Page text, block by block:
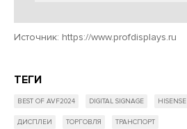
Источник: https://www.profdisplays.ru
ТЕГИ
BEST OF AVF2024 DIGITAL SIGNAGE HISENSE
ДИСПЛЕИ ТОРГОВЛЯ ТРАНСПОРТ